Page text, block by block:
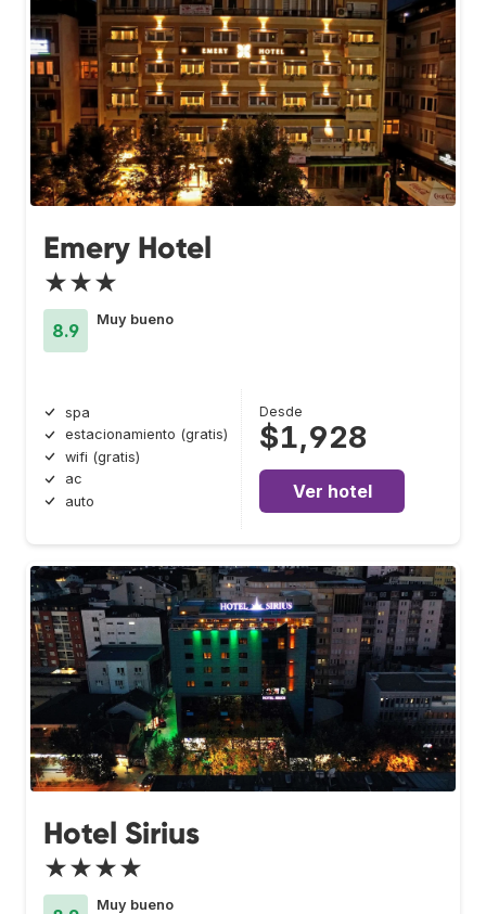
Emery Hotel
★★★
8.9
Muy bueno
spa
estacionamiento (gratis)
wifi (gratis)
ac
auto
Desde
$1,928
Ver hotel
Hotel Sirius
★★★★
Muy bueno